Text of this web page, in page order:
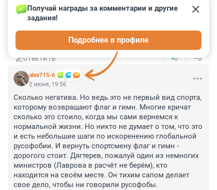
ОТВЕТИТЬ –0
Гость
Уже начала походу
ОТВЕТИТЬ +0 –0
alex715-6
Получай награды за комментарии и другие
задания!
Подробнее в профиле
2 июня, 19:56
Сколько негатива. Но ведь это не первый вид спорта,
которому возвращают флаг и гимн. Многие кричат
сколько это стоило, когда мы сами вернемся к
нормальной жизни. Но никто не думает о том, что это
и есть небольшие шаги по искоренению глобальной
русофобии. И вернуть спортсмену флаг и гимн -
дорогого стоит. Дягтерев, пожалуй один из немногих
министров (Лаврова в расчёт не берём), кто
находится на своём месте. Он тихим сапом делает
свое дело, чтобы ни говорили русофобы.